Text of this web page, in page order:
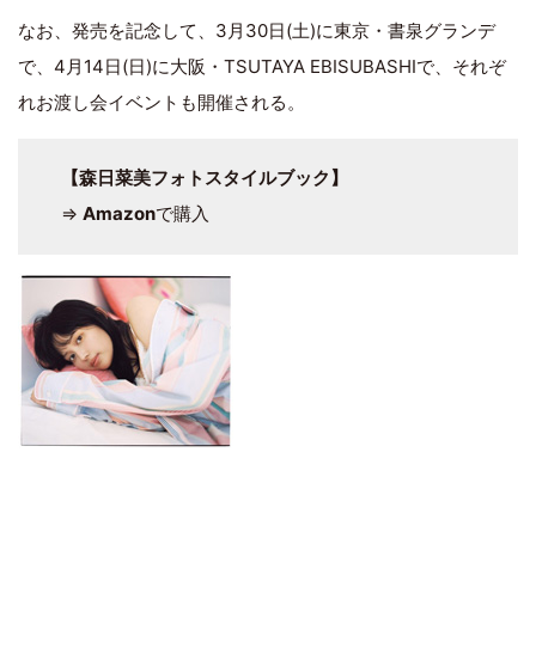
なお、発売を記念して、3月30日(土)に東京・書泉グランデ
で、4月14日(日)に大阪・TSUTAYA EBISUBASHIで、それぞ
れお渡し会イベントも開催される。
【森日菜美フォトスタイルブック】
⇒ Amazonで購入